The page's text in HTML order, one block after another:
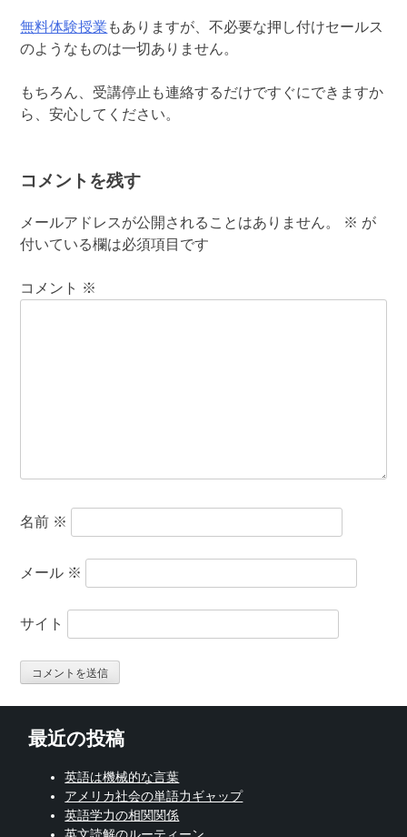
無料体験授業 もありますが、不必要な押し付けセールス
のようなものは一切ありません。
もちろん、受講停止も連絡するだけですぐにできますか
ら、安心してください。
コメントを残す
メールアドレスが公開されることはありません。 ※ が
付いている欄は必須項目です
コメント ※
名前 ※
メール ※
サイト
最近の投稿
英語は機械的な言葉
アメリカ社会の単語力ギャップ
英語学力の相関関係